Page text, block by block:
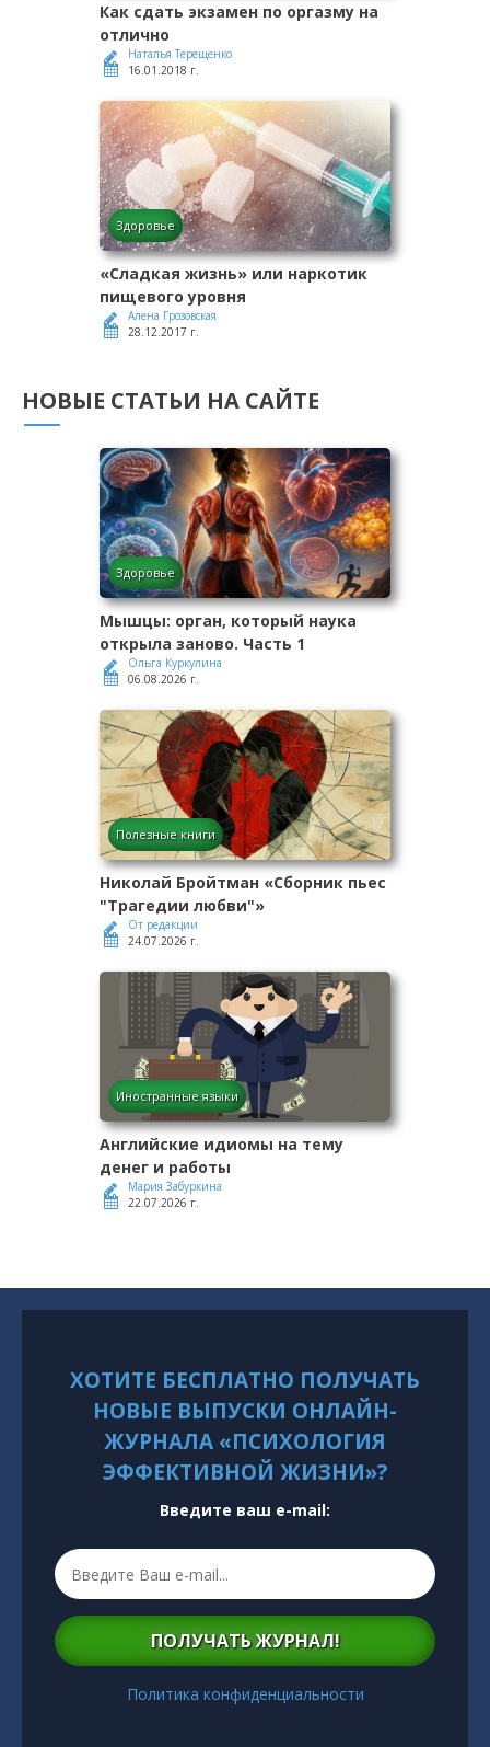
Как сдать экзамен по оргазму на
отлично
Наталья Терещенко
16.01.2018 г.
Здоровье
«Сладкая жизнь» или наркотик
пищевого уровня
Алена Грозовская
28.12.2017 г.
НОВЫЕ СТАТЬИ НА САЙТЕ
Здоровье
Мышцы: орган, который наука
открыла заново. Часть 1
Ольга Куркулина
06.08.2026 г.
Полезные книги
Николай Бройтман «Сборник пьес
"Трагедии любви"»
От редакции
24.07.2026 г.
Иностранные языки
Английские идиомы на тему
денег и работы
Мария Забуркина
22.07.2026 г.
ХОТИТЕ БЕСПЛАТНО ПОЛУЧАТЬ
НОВЫЕ ВЫПУСКИ ОНЛАЙН-
ЖУРНАЛА «ПСИХОЛОГИЯ
ЭФФЕКТИВНОЙ ЖИЗНИ»?
Введите ваш e-mail:
ПОЛУЧАТЬ ЖУРНАЛ!
Политика конфиденциальности